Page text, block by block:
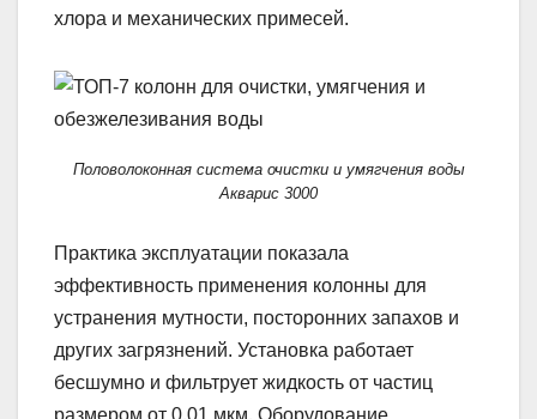
хлора и механических примесей.
Половолоконная система очистки и умягчения воды
Акварис 3000
Практика эксплуатации показала
эффективность применения колонны для
устранения мутности, посторонних запахов и
других загрязнений. Установка работает
бесшумно и фильтрует жидкость от частиц
размером от 0,01 мкм. Оборудование